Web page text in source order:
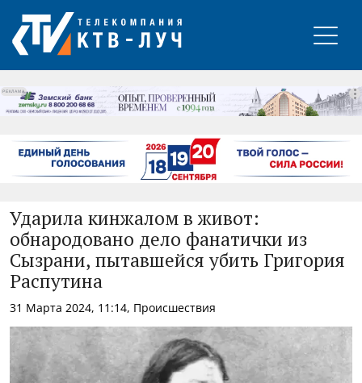
РЕКЛАМА
Ударила кинжалом в живот:
обнародовано дело фанатички из
Сызрани, пытавшейся убить Григория
Распутина
31 Марта 2024, 11:14, Происшествия